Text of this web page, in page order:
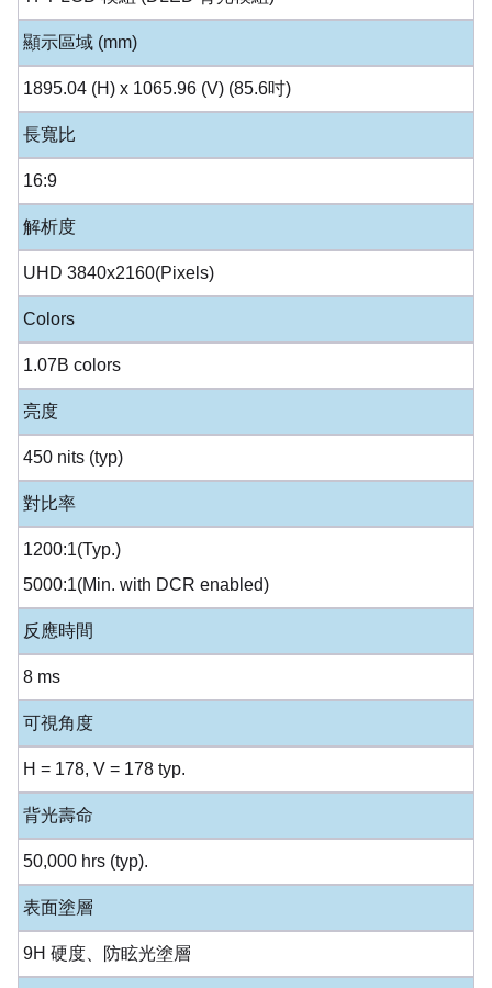
顯示區域 (mm)
1895.04 (H) x 1065.96 (V) (85.6吋)
長寬比
16:9
解析度
UHD 3840x2160(Pixels)
Colors
1.07B colors
亮度
450 nits (typ)
對比率
1200:1(Typ.)
5000:1(Min. with DCR enabled)
反應時間
8 ms
可視角度
H = 178, V = 178 typ.
背光壽命
50,000 hrs (typ).
表面塗層
9H 硬度、防眩光塗層